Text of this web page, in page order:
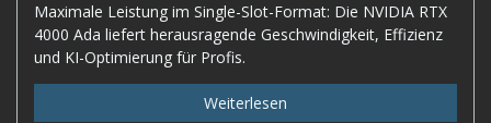
Maximale Leistung im Single-Slot-Format: Die NVIDIA RTX
4000 Ada liefert herausragende Geschwindigkeit, Effizienz
und KI-Optimierung für Profis.
Weiterlesen